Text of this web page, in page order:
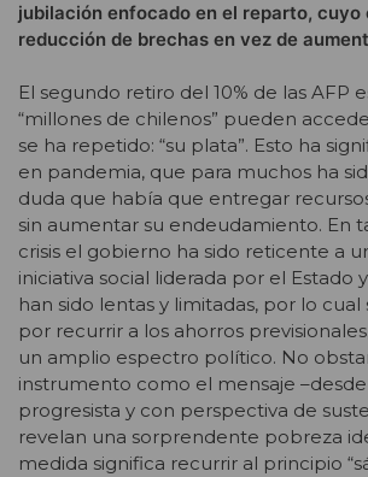
jubilación enfocado en el reparto, cuyo
reducción de brechas en vez de
El segundo retiro del 10% de las AFP
“millones de chilenos” pueden
se ha repetido: “su plata”. Esto ha
en pandemia, que para muchos ha
duda que había que entregar
sin aumentar su endeudamiento. En
crisis el gobierno ha sido reticente a
iniciativa social liderada por el Estado
han sido lentas y limitadas, por lo
por recurrir a los ahorros
un amplio espectro político. No
instrumento como el mensaje
progresista y con perspectiva de
revelan una sorprendente pobreza
medida significa recurrir al principio